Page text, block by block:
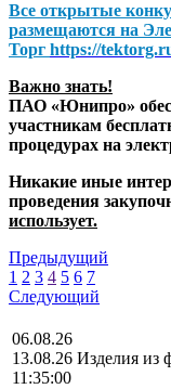
Все открытые
размещаются на
Торг https://
Важно знать!
ПАО «Юнипро»
участникам
процедурах на
Никакие иные
проведения
использует.
Предыдущий
1 2 3 4 5 6 7
Следующий
06.08.26
13.08.26
11:35:00
Изделия из